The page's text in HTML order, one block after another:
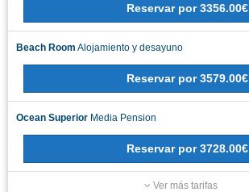
Reservar por 3356.00€
Beach Room Alojamiento y desayuno
Reservar por 3579.00€
Ocean Superior Media Pension
Reservar por 3728.00€
Ver más tarifas